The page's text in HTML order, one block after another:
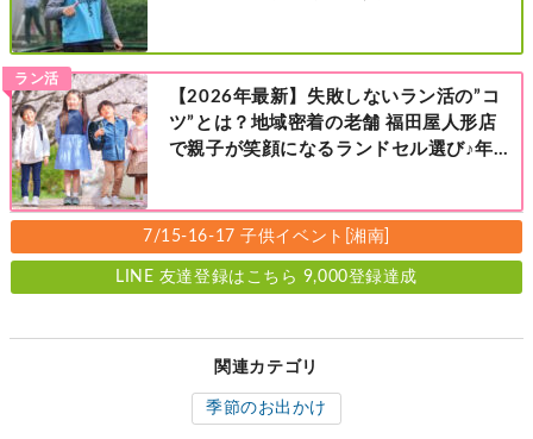
ラン活
【2026年最新】失敗しないラン活の”コ
ツ”とは？地域密着の老舗 福田屋人形店
で親子が笑顔になるランドセル選び♪年
店・町田店・マルイファミリー溝口店］
7/15-16-17 子供イベント[湘南]
LINE 友達登録はこちら 9,000登録達成
関連カテゴリ
季節のお出かけ